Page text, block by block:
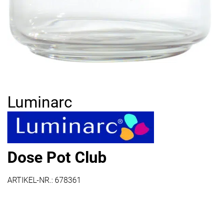
Luminarc
Dose Pot Club
ARTIKEL-NR.: 678361